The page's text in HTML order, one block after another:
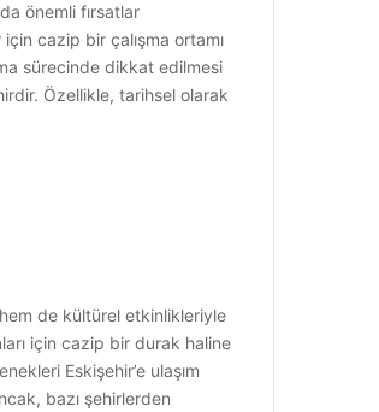
önemli fırsatlar
cazip bir çalışma ortamı
sürecinde dikkat edilmesi
Özellikle, tarihsel olarak
de kültürel etkinlikleriyle
için cazip bir durak haline
Eskişehir’e ulaşım
bazı şehirlerden